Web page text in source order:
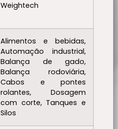
Weightech
Alimentos e bebidas,
Automação industrial,
Balança de gado,
Balança rodoviária,
Cabos e pontes
rolantes, Dosagem
com corte, Tanques e
Silos